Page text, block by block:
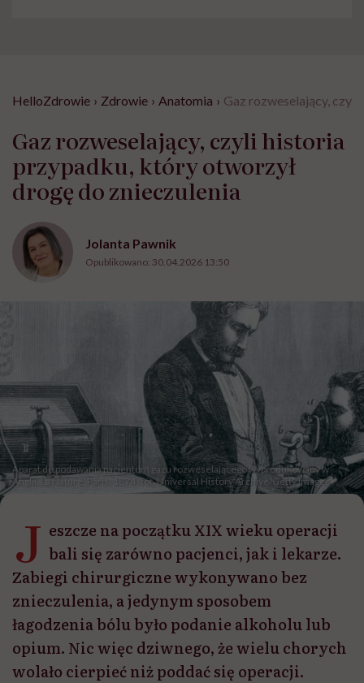
HelloZdrowie › Zdrowie › Anatomia › Gaz rozweselający,
Gaz rozweselający, czyli historia
przypadku, który otworzył
drogę do znieczulenia
Jolanta Pawnik
Opublikowano: 30.04.2026 13:50
Aparat do podawania pacjentom gazu rozweselającego wyprodukowany w
Anglii. La Nature, Paris, 1874 /fot. Universal History Archive/Getty Images
J eszcze na początku XIX wieku operacji
bali się zarówno pacjenci, jak i lekarze.
Zabiegi chirurgiczne wykonywano bez
znieczulenia, a jedynym sposobem
łagodzenia bólu było podanie alkoholu lub
opium. Nic więc dziwnego, że wielu chorych
wolało cierpieć niż poddać się operacji.